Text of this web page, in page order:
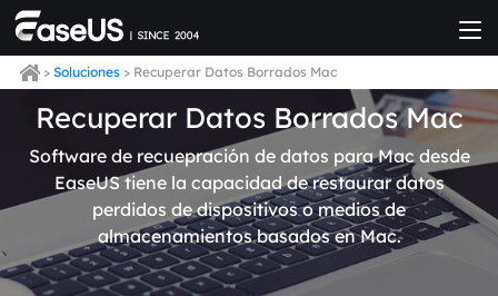
> Soluciones> Recuperar Datos Borrados Mac
Recuperar Datos Borrados Mac
Software de recuepración de datos para Mac desde
EaseUS tiene la capacidad de restaurar datos
perdidos de dispositivos o medios de
almacenamientos basados en Mac.